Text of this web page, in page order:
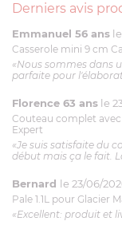
Derniers avis
Emmanuel 56 ans
Casserole mini 9 cm
«Nous sommes dans
parfaite pour
Florence 63 ans le
Couteau complet
Expert
«Je suis satisfaite du
début mais ça le fait.
Bernard le 23/06/
Pale 1.1L pour Glacier
«Excellent: produit et